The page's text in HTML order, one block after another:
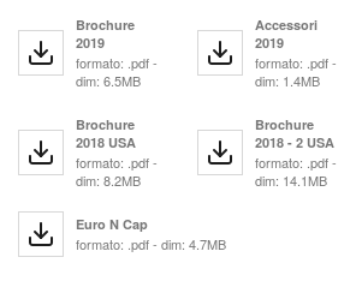
Brochure
2019
formato: .pdf -
dim: 6.5MB
Accessori
2019
formato: .pdf -
dim: 1.4MB
Brochure
2018 USA
formato: .pdf -
dim: 8.2MB
Brochure
2018 - 2 USA
formato: .pdf -
dim: 14.1MB
Euro N Cap
formato: .pdf - dim: 4.7MB